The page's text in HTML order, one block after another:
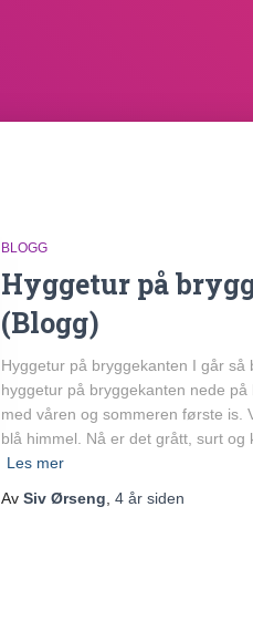
BLOGG
Hyggetur på
(Blogg)
Hyggetur på bryggekanten I går så
hyggetur på bryggekanten nede
med våren og sommeren første is.
blå himmel. Nå er det grått, surt og
Les mer
Av Siv Ørseng 4 år siden